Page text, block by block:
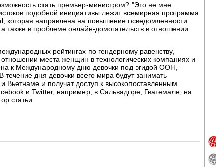
стать премьер-министром? "Это не мне
подобной инициативы лежит всемирная программа
которая направлена на повышение осведомленности
также в проблеме онлайн-домогательств в отношении
рейтингах по гендерному равенству,
места женщин в технологических компаниях и
к Международному дню девочки под эгидой ООН,
течение дня девочки всего мира будут занимать
Вьетнаме и получат доступ к высокопоставленным
и Twitter, например, в Сальвадоре, Гватемале, на
статьи.